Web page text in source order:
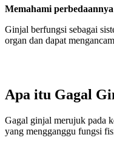
Memahami
Ginjal berfungsi sebagai
organ dan dapat
Apa itu Gagal
Gagal ginjal merujuk pada
yang mengganggu fungsi